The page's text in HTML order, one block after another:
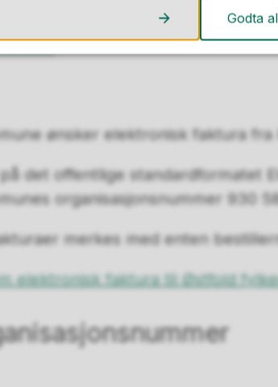
til oss.
ønsker elektronisk faktura fra
det offentlige standardformatet
organisasjonsnummer 930
merkes med enten
elektronisk faktura til Østfold
Godta